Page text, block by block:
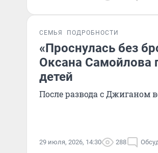
СЕМЬЯ ПОДРОБНОСТИ
«Проснулась без
Оксана Самойлова
детей
После развода с Джиганом
29 июля, 2026, 14:30 288